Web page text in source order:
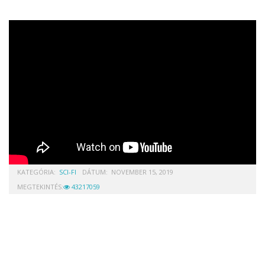
KATEGÓRIA: SCI-FI DÁTUM: NOVEMBER 15, 2019
MEGTEKINTÉS:
43217059